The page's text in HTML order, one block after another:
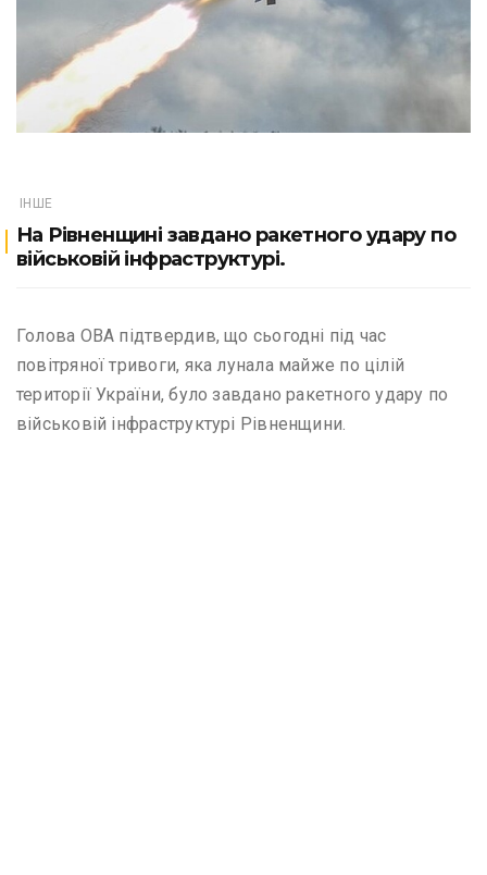
ІНШЕ
На Рівненщині завдано ракетного удару по
військовій інфраструктурі.
Голова ОВА підтвердив, що сьогодні під час
повітряної тривоги, яка лунала майже по цілій
території України, було завдано ракетного удару по
військовій інфраструктурі Рівненщини.